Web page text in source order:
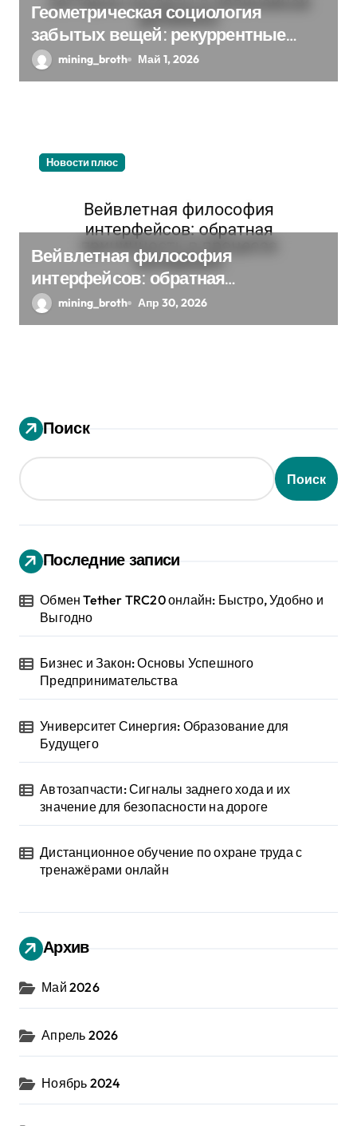
Геометрическая социология
забытых вещей: рекуррентные
паттерны когорты в нелинейной
динамике
mining_broth Май 1, 2026
Новости плюс
Вейвлетная философия
интерфейсов: обратная
причинность в процессе
валидации
mining_broth Апр 30, 2026
Поиск
Поиск
Последние записи
Обмен Tether TRC20 онлайн: Быстро, Удобно и
Выгодно
Бизнес и Закон: Основы Успешного
Предпринимательства
Университет Синергия: Образование для
Будущего
Автозапчасти: Сигналы заднего хода и их
значение для безопасности на дороге
Дистанционное обучение по охране труда с
тренажёрами онлайн
Архив
Май 2026
Апрель 2026
Ноябрь 2024